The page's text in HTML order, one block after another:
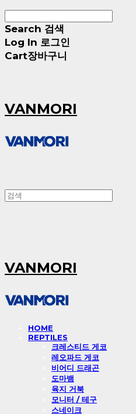
Search 검색
Log In 로그인
Cart장바구니
VANMORI
VANMORI
HOME
REPTILES
크레스티드 게코
레오파드 게코
비어디 드래곤
도마뱀
육지 거북
모니터 / 테구
스네이크